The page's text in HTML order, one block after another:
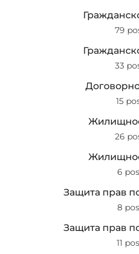
79
33
15
26
6
Защита прав
8
Защита прав
11